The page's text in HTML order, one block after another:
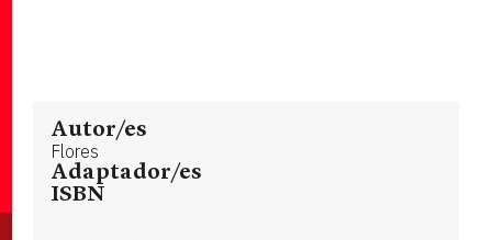
Autor/es
Flores
Adaptador/es
ISBN